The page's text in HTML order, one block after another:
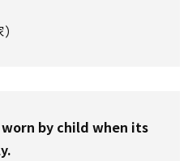
by child when its